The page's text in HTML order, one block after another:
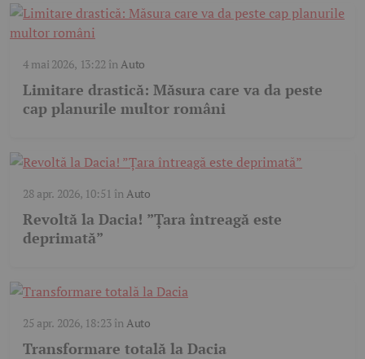
4 mai 2026, 13:22 în Auto
Limitare drastică: Măsura care va da peste
cap planurile multor români
28 apr. 2026, 10:51 în Auto
Revoltă la Dacia! ”Țara întreagă este
deprimată”
25 apr. 2026, 18:23în Auto
Transformare totală la Dacia